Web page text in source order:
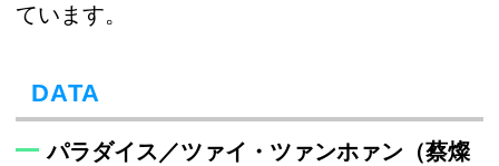
ています。
DATA
パラダイス／ツァイ・ツァンホァン（蔡燦